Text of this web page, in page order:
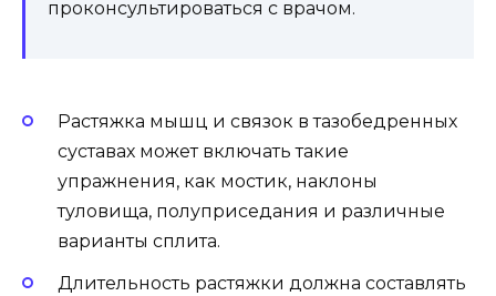
проконсультироваться с врачом.
Растяжка мышц и связок в тазобедренных
суставах может включать такие
упражнения, как мостик, наклоны
туловища, полуприседания и различные
варианты сплита.
Длительность растяжки должна составлять